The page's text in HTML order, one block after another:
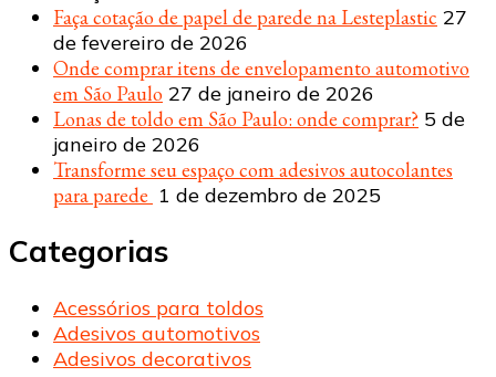
Faça cotação de papel de parede na Lesteplastic 27
de fevereiro de 2026
Onde comprar itens de envelopamento automotivo
em São Paulo 27 de janeiro de 2026
Lonas de toldo em São Paulo: onde comprar? 5 de
janeiro de 2026
Transforme seu espaço com adesivos autocolantes
para parede 1 de dezembro de 2025
Categorias
Acessórios para toldos
Adesivos automotivos
Adesivos decorativos